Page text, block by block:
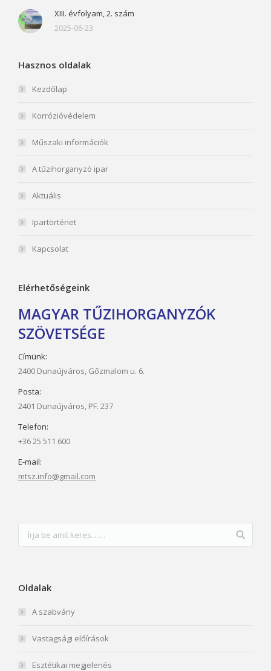
XIII. évfolyam, 2. szám
2025-06-23
Hasznos oldalak
Kezdőlap
Korrózióvédelem
Műszaki információk
A tűzihorganyzó ipar
Aktuális
Ipartörténet
Kapcsolat
Elérhetőségeink
MAGYAR TŰZIHORGANYZÓK
SZÖVETSÉGE
Címünk:
2400 Dunaújváros, Gőzmalom u. 6.
Posta:
2401 Dunaújváros, PF. 237
Telefon:
+36 25 511 600
E-mail:
mtsz.info@gmail.com
Oldalak
A szabvány
Vastagsági előírások
Esztétikai megjelenés